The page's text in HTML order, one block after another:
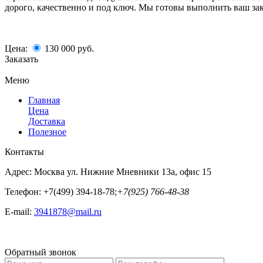
дорого, качественно и под ключ. Мы готовы выполнить ваш
Цена: 130 000 руб.
Заказать
Меню
Главная
Цена
Доставка
Полезное
Контакты
Адрес: Москва ул. Нижние Мневники 13а, офис 15
Телефон: +7(499) 394-18-78;+7(925) 766-48-38
E-mail: 3941878@mail.ru
Обратный звонок